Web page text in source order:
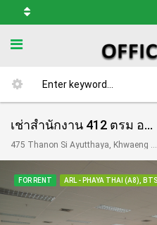
เช่าสำนักงาน 412 ตรม อาคารสิริภิญโญ/ Siripinyo Building
475 Thanon Si Ayutthaya, Khwaeng Thanon Phaya Thai, Khet Ratchathewi, Krung Thep Maha Nakhon 10400, Thailand
FOR RENT ARL - PHAYA THAI (A8),